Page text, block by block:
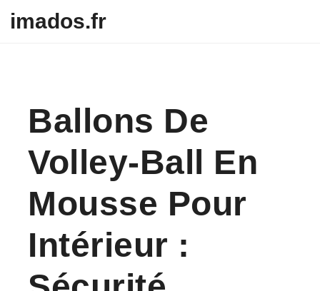
imados.fr
Ballons De
Volley-Ball En
Mousse Pour
Intérieur :